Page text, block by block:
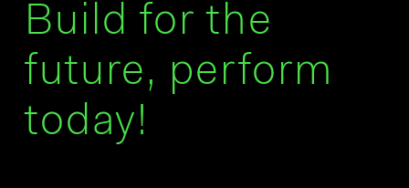
Build for the
future, perform
today!